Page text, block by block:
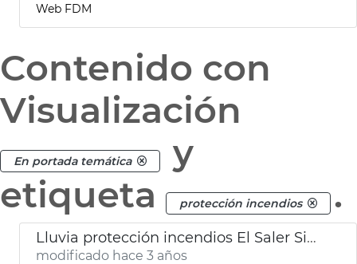
Web FDM
Contenido con
Visualización
En portada temática
y
etiqueta
protección incendios .
Lluvia protección incendios El Saler Sideinfo
modificado hace 3 años